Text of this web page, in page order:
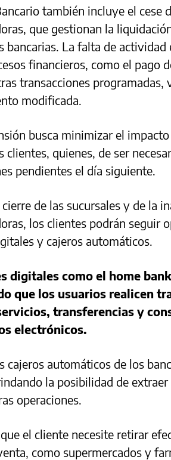
también incluye el cese
que gestionan la
bancarias. La falta de
financieros, como el pago
transacciones programadas,
modificada.
busca minimizar el
clientes, quienes, de ser
pendientes el día siguiente.
de las sucursales y de la
los clientes podrán seguir
y cajeros automáticos.
digitales como el home
que los usuarios realicen
transferencias y
electrónicos.
cajeros automáticos de los
la posibilidad de
operaciones.
el cliente necesite retirar
como supermercados y